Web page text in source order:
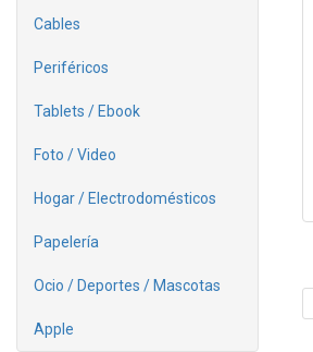
Cables
Periféricos
Tablets / Ebook
Foto / Video
Hogar / Electrodomésticos
Papelería
Ocio / Deportes / Mascotas
Apple